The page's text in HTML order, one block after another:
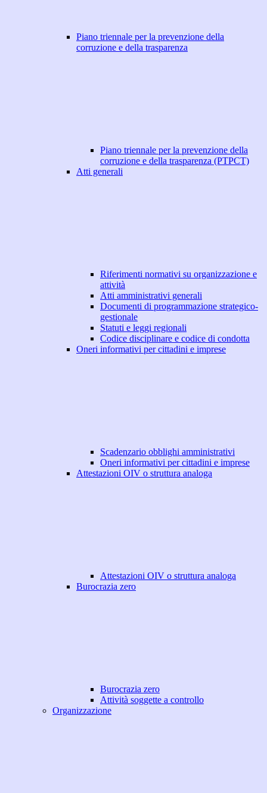
Piano triennale per la prevenzione della
corruzione e della trasparenza
Piano triennale per la prevenzione della
corruzione e della trasparenza (PTPCT)
Atti generali
Riferimenti normativi su organizzazione e
attività
Atti amministrativi generali
Documenti di programmazione strategico-
gestionale
Statuti e leggi regionali
Codice disciplinare e codice di condotta
Oneri informativi per cittadini e imprese
Scadenzario obblighi amministrativi
Oneri informativi per cittadini e imprese
Attestazioni OIV o struttura analoga
Attestazioni OIV o struttura analoga
Burocrazia zero
Burocrazia zero
Attività soggette a controllo
Organizzazione